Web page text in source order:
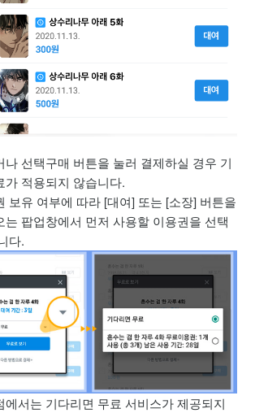
나 선택구매 버튼을 눌러 결제하실 경우 기
가 적용되지 않습니다.
보유 여부에 따라 [대여] 또는 [소장] 버튼을
는 팝업창에서 먼저 사용할 이용권을 선택
다.
에서는 기다리면 무료 서비스가 제공되지